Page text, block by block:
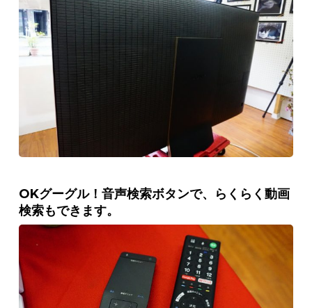
OKグーグル！音声検索ボタンで、らくらく動画
検索もできます。